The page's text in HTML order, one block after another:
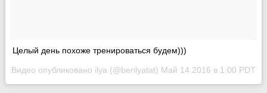
Целый день похоже тренироваться будем)))
Видео опубликовано ilya (@berilyatat) Май 14 2016 в 1:00 PDT